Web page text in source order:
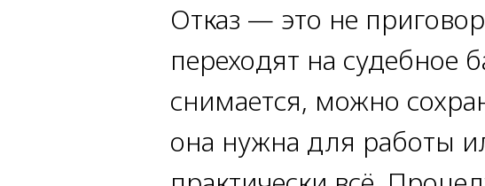
Отказ — это не
переходят на судебное
снимается, можно
она нужна для работы